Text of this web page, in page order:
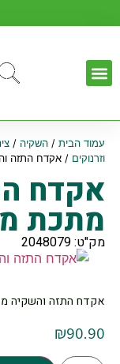
עמוד הבית/ השקיה /
וזרנוקים / אקדח התזה
אקדח
מתכת
מק"ט: 2048079
אקדח התזה והשקיה
₪90.90